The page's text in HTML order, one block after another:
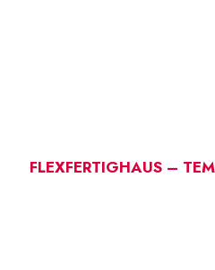
FLEXFERTIGHAUS –